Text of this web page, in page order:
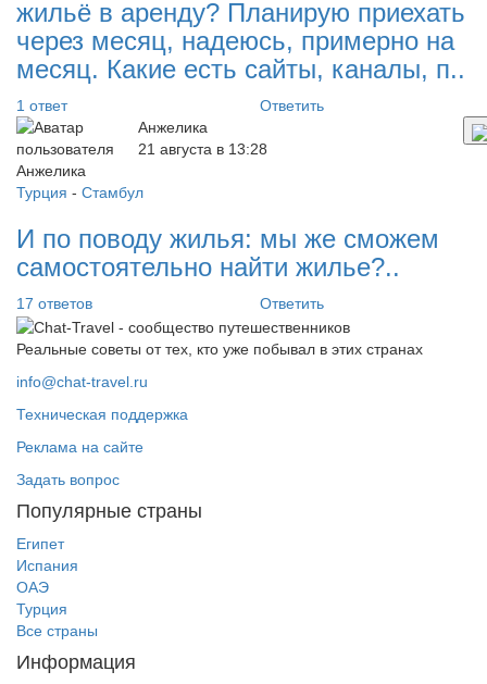
жильё в аренду? Планирую приехать
через месяц, надеюсь, примерно на
месяц. Какие есть сайты, каналы, п..
1 ответ
Ответить
Анжелика
21 августа в 13:28
Турция - Стамбул
И по поводу жилья: мы же сможем
самостоятельно найти жилье?..
17 ответов Ответить
Реальные советы от тех, кто уже побывал в этих странах
info@chat-travel.ru
Техническая поддержка
Реклама на сайте
Задать вопрос
Популярные страны
Египет
Испания
ОАЭ
Турция
Все страны
Информация